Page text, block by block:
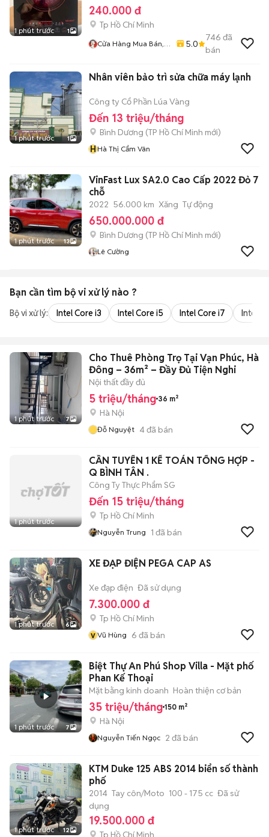
1 phút trước 1
240.000 đ
Tp Hồ Chí Minh
Cửa Hàng Mua Bán,
5.0
746 đã
bán
1 phút trước 1
Nhân viên bảo trì sửa chữa máy lạnh
Công ty Cổ Phần Lúa Vàng
Đến 13 triệu/tháng
Bình Dương (TP Hồ Chí Minh mới)
HHà Thị Cẩm Vân
1 phút trước 13
VinFast Lux SA2.0 Cao Cấp 2022 Đỏ 7
chỗ
2022 56.000 km Xăng Tự động
650.000.000 đ
Bình Dương (TP Hồ Chí Minh mới)
Lê Cường
Bạn cần tìm bộ vi xử lý nào ?
Bộ vi xử lý: Intel Core i3 Intel Core i5 Intel Core i7 Intel
1 phút trước 7
Cho Thuê Phòng Trọ Tại Vạn Phúc, Hà
Đông – 36m² – Đầy Đủ Tiện Nghi
Nội thất đầy đủ
5 triệu/tháng 36 m²
Hà Nội
Đỗ Nguyệt 4đã bán
1 phút trước
CẦN TUYỂN 1 KẾ TOÁN TỔNG HỢP -
Q BÌNH TÂN .
Công Ty Thực Phẩm SG
Đến 15 triệu/tháng
Tp Hồ Chí Minh
Nguyễn Trung 1 đã bán
1 phút trước 6
XE ĐẠP ĐIỆN PEGA CAP AS
Xe đạp điện Đã sử dụng
7.300.000 đ
Tp Hồ Chí Minh
v Vũ Hùng 6 đã bán
1 phút trước 7
Biệt Thự An Phú Shop Villa - Mặt phố
Phan Kế Thoại
Mặt bằng kinh doanh Hoàn thiện cơ bản
35 triệu/tháng 150 m²
Hà Nội
Nguyễn Tiến Ngọc 2 đã bán
1 phút trước 12
KTM Duke 125 ABS 2014 biển số thành
phố
2014 Tay côn/Moto 100 - 175 cc Đã sử
dụng
19.500.000 đ
Tp Hồ Chí Minh